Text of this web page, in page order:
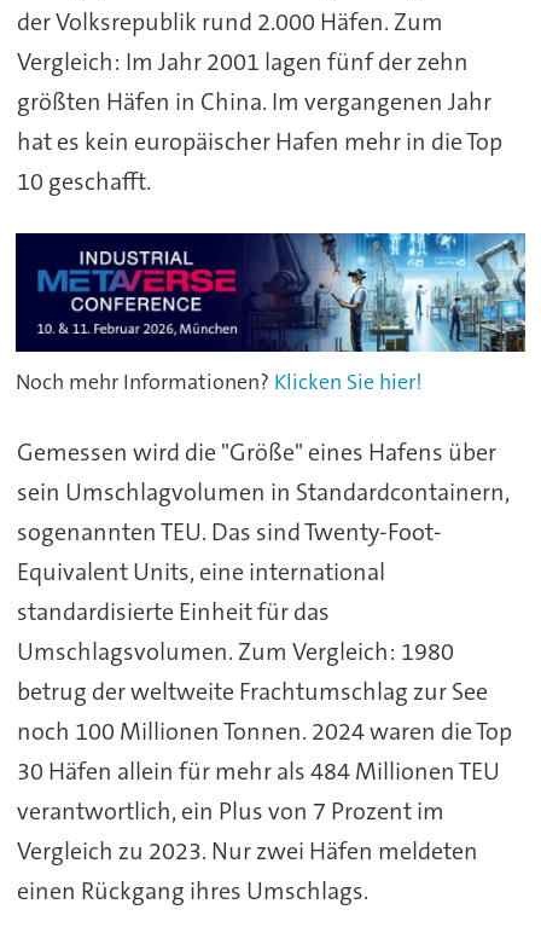
der Volksrepublik rund 2.000 Häfen. Zum
Vergleich: Im Jahr 2001 lagen fünf der zehn
größten Häfen in China. Im vergangenen Jahr
hat es kein europäischer Hafen mehr in die Top
10 geschafft.
Noch mehr Informationen? Klicken Sie hier!
Gemessen wird die "Größe" eines Hafens über
sein Umschlagvolumen in Standardcontainern,
sogenannten TEU. Das sind Twenty-Foot-
Equivalent Units, eine international
standardisierte Einheit für das
Umschlagsvolumen. Zum Vergleich: 1980
betrug der weltweite Frachtumschlag zur See
noch 100 Millionen Tonnen. 2024 waren die Top
30 Häfen allein für mehr als 484 Millionen TEU
verantwortlich, ein Plus von 7 Prozent im
Vergleich zu 2023. Nur zwei Häfen meldeten
einen Rückgang ihres Umschlags.